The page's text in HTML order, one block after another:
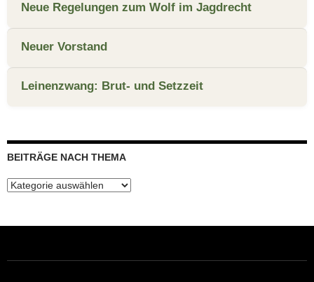
Neue Regelungen zum Wolf im Jagdrecht
Neuer Vorstand
Leinenzwang: Brut- und Setzzeit
BEITRÄGE NACH THEMA
Beiträge